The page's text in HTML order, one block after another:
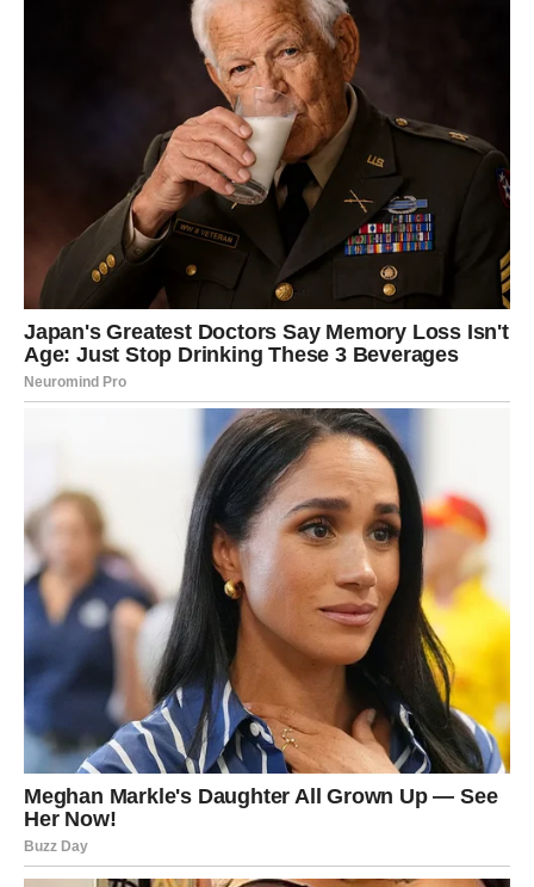
pripadnosti i sigurnosti.
Nova sedmica vam vraćasjaj i samopouzdanje
. Kao da se
svetla ponovo pale iznad vaše glave. Moguće je
priznanje, pohvala ili uspeh koji potvrđuje da ste bili u
pravu što niste odustali.
U ljubavi – tražite pažnju, ali sada i dubinu. Ako je odnos
površan, postaje vam tesan. Na poslu – imate priliku da se
istaknete ili da preuzmete vođstvo. Sreća dolazi onda
kada se usudite da budete vi – bez umanjivanja sebe.
DEVICA
Ovo je sedmica olakšanja i slaganja kockica . Problemi
koji su vas opterećivali sada se rešavaju korak po korak.
Nije sve savršeno, ali vi konačno imate kontrolu i plan.
U ljubavi – manje analiziranja, više osećaja. Odnos može
postati stabilniji ako prestanete da tražite greške tamo
gde ih nema. Na poslu – vaš trud se primećuje, iako
možda ne glasno. Sreća dolazi kroz red, rutinu i
unutrašnji mir.
VAGA